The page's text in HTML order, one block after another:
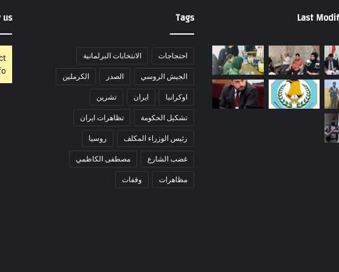
Last
Tags
احتجاجات الانتخابات البرلمانية
الجيش الروسي الصدر الكرملين
اوكرانيا ايران تشرين
تشكيل الحكومة تظاهرات ايران
رئيس الوزراء المكلف روسيا
غضب الشارع مصطفى الكاظمي
مظاهرات وقفات
us